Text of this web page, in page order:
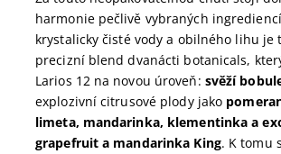
harmonie pečlivě vybraných
krystalicky čisté vody a obilného lihu je
precizní blend dvanácti botanicals,
Larios 12 na novou úroveň: svěží
explozivní citrusové plody jako
limeta, mandarinka, klementinka a
grapefruit a mandarinka King. K tomu